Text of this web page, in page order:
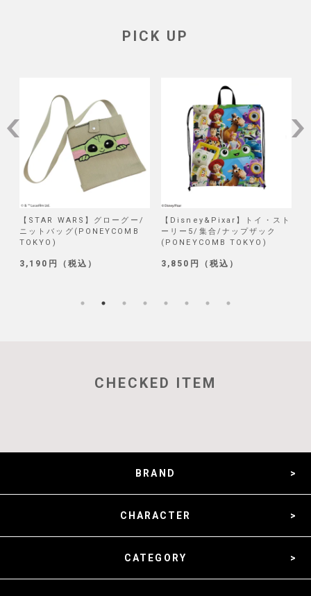
PICK UP
ローグー/
【Disney&Pixar】トイ・スト
ーリー5/集合/ナップザック
(PONEYCOMB TOKYO)
3,850円（税込）
【Disney】リロ＆ステ
試作品/ブラインド巾着
(PONEYCOMB
1,320円（税込）
CHECKED ITEM
BRAND
CHARACTER
CATEGORY